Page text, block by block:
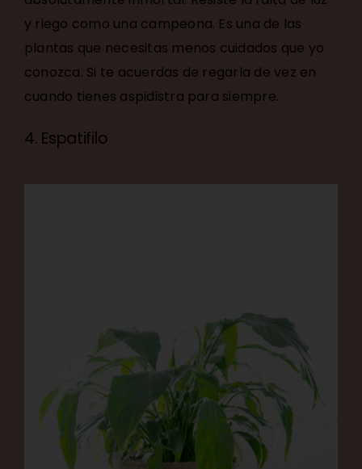
y riego como una campeona. Es una de las
plantas que necesitas menos cuidados que yo
conozca. Si te acuerdas de regarla de vez en
cuando tienes aspidistra para siempre.
4. Espatifilo